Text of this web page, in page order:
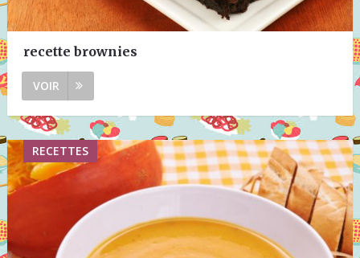
recette brownies
VOIR
RECETTES